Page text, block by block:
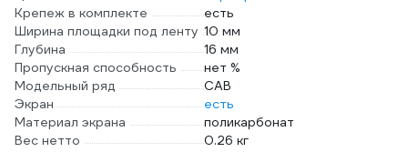
Крепеж в комплекте
есть
Ширина площадки под ленту 10 мм
Глубина
16 мм
Пропускная способность
нет %
Модельный ряд
CAB
Экран
есть
Материал экрана
поликарбонат
Вес нетто
0.26 кг